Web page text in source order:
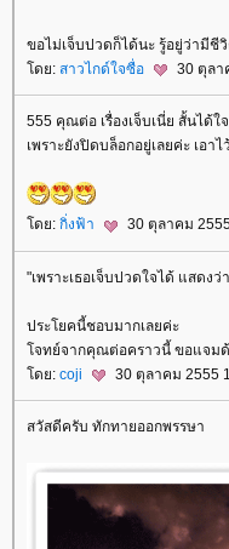
ขอไม่เจ็บปวดก็ได้นะ รู้อยู่ว่ามีชี
ดย: สาวไกด์ใจซื่อ 30 ตุลา
555 คุณต่อ เรื่องเจ็บเนี่ย สั้นได้
เพราะยังปิดบล็อกอยู่เลยค่ะ เอา
ดย: กิ่งฟ้า 30 ตุลาคม
"เพราะเธอเจ็บปวดใจได้ แสดงว่
ประโยคนี้ชอบมากเลยค่ะ
จทย์จากคุณต่อคราวนี้ ขอแจม
ดย: coji 30 ตุลาคม 2555
สวัสดีครับ ทักทายออกพรรษา